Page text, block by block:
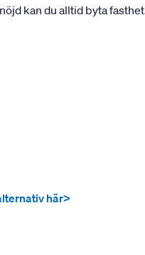
kan du alltid byta
här>